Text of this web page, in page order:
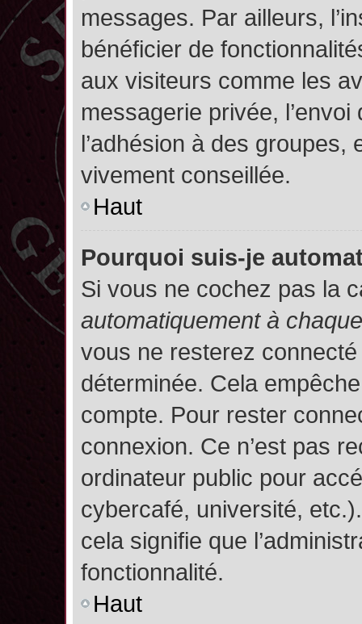
messages. Par ailleurs,
bénéficier de
aux visiteurs comme les
messagerie privée,
l’adhésion à des groupes,
vivement conseillée.
Haut
Pourquoi suis-je
Si vous ne cochez pas la
automatiquement à
vous ne resterez
déterminée. Cela
compte. Pour rester
connexion. Ce n’est pas
ordinateur public pour
cybercafé, université,
cela signifie que
fonctionnalité.
Haut